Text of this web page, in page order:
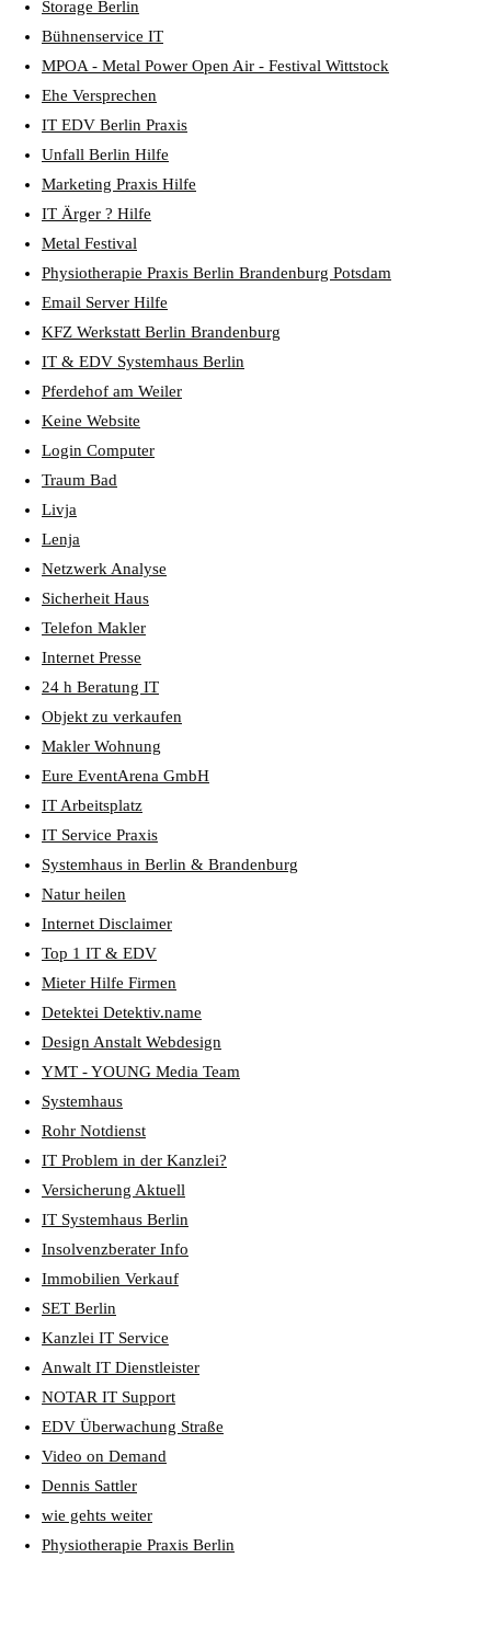
Storage Berlin
Bühnenservice IT
MPOA - Metal Power Open Air - Festival Wittstock
Ehe Versprechen
IT EDV Berlin Praxis
Unfall Berlin Hilfe
Marketing Praxis Hilfe
IT Ärger ? Hilfe
Metal Festival
Physiotherapie Praxis Berlin Brandenburg Potsdam
Email Server Hilfe
KFZ Werkstatt Berlin Brandenburg
IT & EDV Systemhaus Berlin
Pferdehof am Weiler
Keine Website
Login Computer
Traum Bad
Livja
Lenja
Netzwerk Analyse
Sicherheit Haus
Telefon Makler
Internet Presse
24 h Beratung IT
Objekt zu verkaufen
Makler Wohnung
Eure EventArena GmbH
IT Arbeitsplatz
IT Service Praxis
Systemhaus in Berlin & Brandenburg
Natur heilen
Internet Disclaimer
Top 1 IT & EDV
Mieter Hilfe Firmen
Detektei Detektiv.name
Design Anstalt Webdesign
YMT - YOUNG Media Team
Systemhaus
Rohr Notdienst
IT Problem in der Kanzlei?
Versicherung Aktuell
IT Systemhaus Berlin
Insolvenzberater Info
Immobilien Verkauf
SET Berlin
Kanzlei IT Service
Anwalt IT Dienstleister
NOTAR IT Support
EDV Überwachung Straße
Video on Demand
Dennis Sattler
wie gehts weiter
Physiotherapie Praxis Berlin